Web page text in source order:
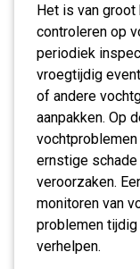
Het is van
controleren op
periodiek
vroegtijdig
of andere
aanpakken. Op
ernstige
veroorzaken.
monitoren van
problemen
verhelpen.